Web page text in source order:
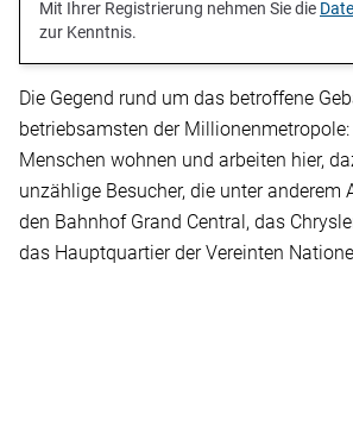
Mit Ihrer Registrierung nehmen Sie die
zur Kenntnis.
Die Gegend rund um das betroffene
betriebsamsten der
Menschen wohnen und arbeiten hier,
unzählige Besucher, die unter anderem
den Bahnhof Grand Central, das
das Hauptquartier der Vereinten